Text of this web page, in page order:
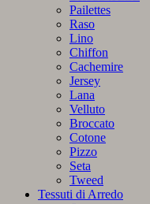
Pailettes
Raso
Lino
Chiffon
Cachemire
Jersey
Lana
Velluto
Broccato
Cotone
Pizzo
Seta
Tweed
Tessuti di Arredo